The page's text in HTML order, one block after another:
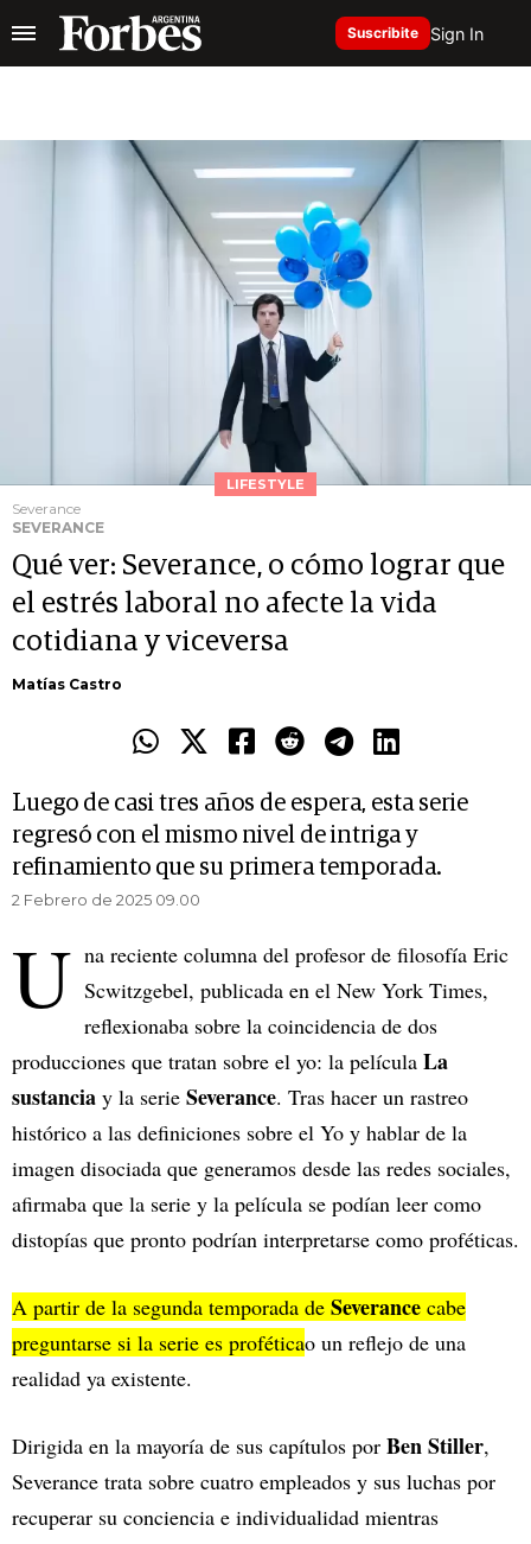
Suscribite Sign In
LIFESTYLE
Severance
SEVERANCE
Qué ver: Severance, o cómo lograr que
el estrés laboral no afecte la vida
cotidiana y viceversa
Matías Castro
Luego de casi tres años de espera, esta serie
regresó con el mismo nivel de intriga y
refinamiento que su primera temporada.
2 Febrero de 2025 09.00
U na reciente columna del profesor de filosofía Eric
Scwitzgebel, publicada en el New York Times,
reflexionaba sobre la coincidencia de dos
producciones que tratan sobre el yo: la película La
sustancia y la serie Severance. Tras hacer un rastreo
histórico a las definiciones sobre el Yo y hablar de la
imagen disociada que generamos desde las redes sociales,
afirmaba que la serie y la película se podían leer como
distopías que pronto podrían interpretarse como proféticas.
A partir de la segunda temporada de Severance cabe
preguntarse si la serie es proféticao un reflejo de una
realidad ya existente.
Dirigida en la mayoría de sus capítulos por Ben Stiller,
Severance trata sobre cuatro empleados y sus luchas por
recuperar su conciencia e individualidad mientras